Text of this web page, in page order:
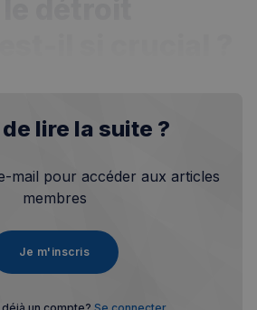
lire la suite ?
mail pour accéder aux articles
membres
Je m'inscris